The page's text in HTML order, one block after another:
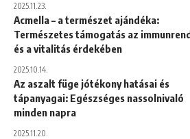
2025.11.23.
Acmella – a természet ajándéka:
Természetes támogatás az
és a vitalitás érdekében
2025.10.14.
Az aszalt füge jótékony hatásai és
tápanyagai: Egészséges nassolnivaló
minden napra
2025.11.20.